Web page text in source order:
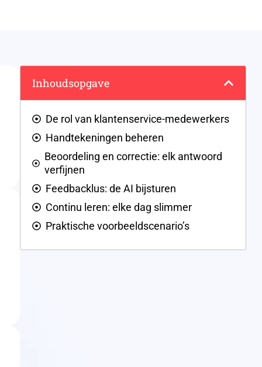
Inhoudsopgave
De rol van klantenservice-medewerkers
Handtekeningen beheren
Beoordeling en correctie: elk antwoord
verfijnen
Feedbacklus: de AI bijsturen
Continu leren: elke dag slimmer
Praktische voorbeeldscenario’s